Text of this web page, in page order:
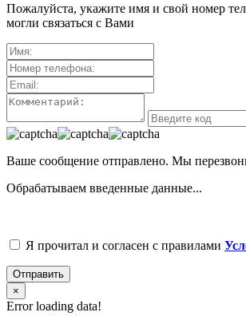
Пожалуйста, укажите имя и свой номер
могли связаться с Вами
Ваше сообщение отправлено. Мы
Обрабатываем введенные данные...
Я прочитал и согласен с правилами
Отправить
×
Error loading data!